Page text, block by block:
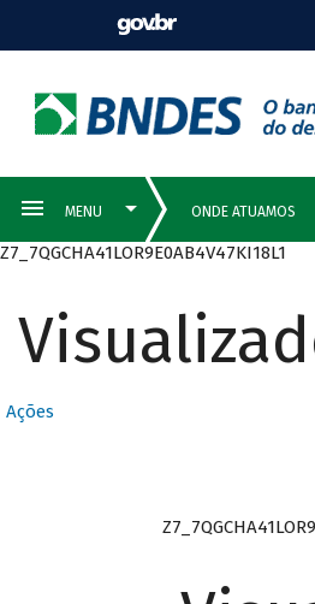
Z7_7QGCHA41LOR9E0AB4V47KI18L1
Ações